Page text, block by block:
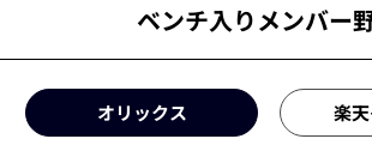
ベンチ入りメンバー
オリックス 楽